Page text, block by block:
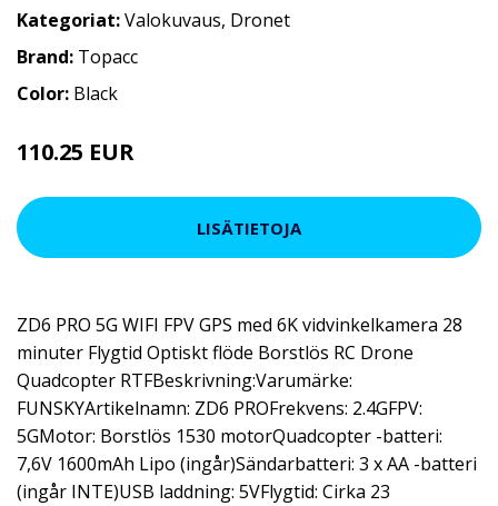
Kategoriat:Valokuvaus, Dronet
Brand: Topacc
Color: Black
110.25 EUR
LISÄTIETOJA
ZD6 PRO 5G WIFI FPV GPS med 6K vidvinkelkamera 28
minuter Flygtid Optiskt flöde Borstlös RC Drone
Quadcopter RTFBeskrivning:Varumärke:
FUNSKYArtikelnamn: ZD6 PROFrekvens: 2.4GFPV:
5GMotor: Borstlös 1530 motorQuadcopter -batteri:
7,6V 1600mAh Lipo (ingår)Sändarbatteri: 3 x AA -batteri
(ingår INTE)USB laddning: 5VFlygtid: Cirka 23